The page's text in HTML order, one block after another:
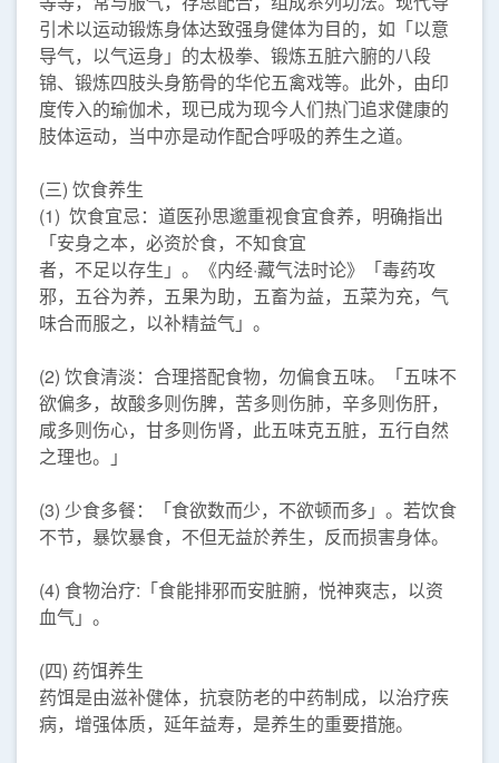
引术以运动锻炼身体达致强身健体为目的，如「以意
导气，以气运身」的太极拳、锻炼五脏六腑的八段
锦、锻炼四肢头身筋骨的华佗五禽戏等。此外，由印
度传入的瑜伽术，现已成为现今人们热门追求健康的
肢体运动，当中亦是动作配合呼吸的养生之道。
(三) 饮食养生
(1) 饮食宜忌：道医孙思邈重视食宜食养，明确指出
「安身之本，必资於食，不知食宜
者，不足以存生」。《内经·藏气法时论》「毒药攻
邪，五谷为养，五果为助，五畜为益，五菜为充，气
味合而服之，以补精益气」。
(2) 饮食清淡：合理搭配食物，勿偏食五味。「五味不
欲偏多，故酸多则伤脾，苦多则伤肺，辛多则伤肝，
咸多则伤心，甘多则伤肾，此五味克五脏，五行自然
之理也。」
(3) 少食多餐：「食欲数而少，不欲顿而多」。若饮食
不节，暴饮暴食，不但无益於养生，反而损害身体。
(4) 食物治疗:「食能排邪而安脏腑，悦神爽志，以资
血气」。
(四) 药饵养生
药饵是由滋补健体，抗衰防老的中药制成，以治疗疾
病，增强体质，延年益寿，是养生的重要措施。